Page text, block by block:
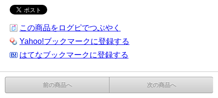
この商品をログピでつぶやく
Yahoo!ブックマークに登録する
はてなブックマークに登録する
前の商品へ 次の商品へ